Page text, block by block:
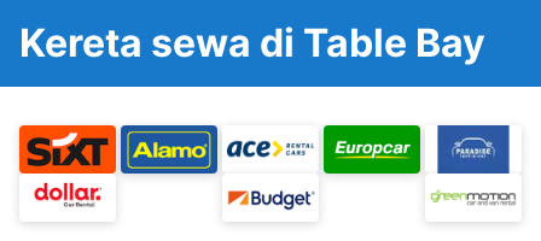
Kereta sewa di Table Bay